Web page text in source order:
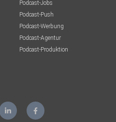
Podcast-Jobs
Podcast-Push
Podcast-Werbung
Podcast-Agentur
Podcast-Produktion